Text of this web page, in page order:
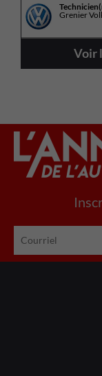
Grenier
Voir